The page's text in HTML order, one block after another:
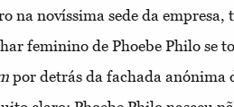
na novíssima sede da empresa,
feminino de Phoebe Philo se
por detrás da fachada anónima